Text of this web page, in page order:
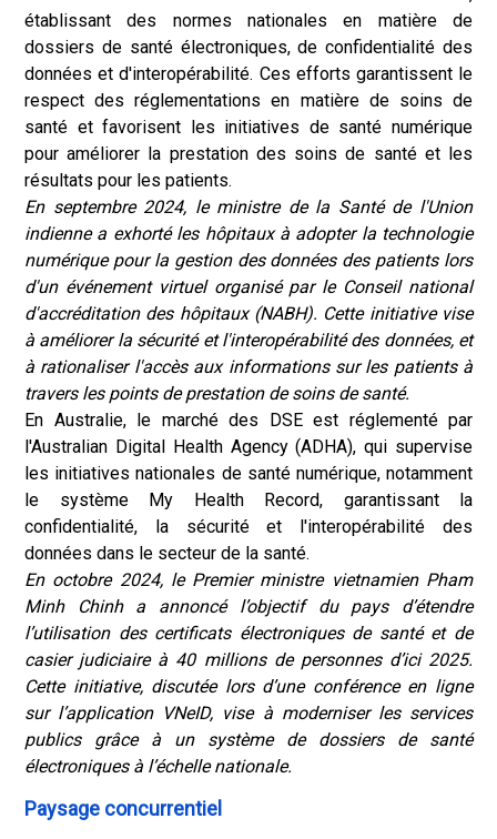
établissant des normes nationales en matière de
dossiers de santé électroniques, de confidentialité des
données et d'interopérabilité. Ces efforts garantissent le
respect des réglementations en matière de soins de
santé et favorisent les initiatives de santé numérique
pour améliorer la prestation des soins de santé et les
résultats pour les patients.
En septembre 2024, le ministre de la Santé de l'Union
indienne a exhorté les hôpitaux à adopter la technologie
numérique pour la gestion des données des patients lors
d'un événement virtuel organisé par le Conseil national
d'accréditation des hôpitaux (NABH). Cette initiative vise
à améliorer la sécurité et l'interopérabilité des données, et
à rationaliser l'accès aux informations sur les patients à
travers les points de prestation de soins de santé.
En Australie, le marché des DSE est réglementé par
l'Australian Digital Health Agency (ADHA), qui supervise
les initiatives nationales de santé numérique, notamment
le système My Health Record, garantissant la
confidentialité, la sécurité et l'interopérabilité des
données dans le secteur de la santé.
En octobre 2024, le Premier ministre vietnamien Pham
Minh Chinh a annoncé l’objectif du pays d’étendre
l’utilisation des certificats électroniques de santé et de
casier judiciaire à 40 millions de personnes d’ici 2025.
Cette initiative, discutée lors d’une conférence en ligne
sur l’application VNeID, vise à moderniser les services
publics grâce à un système de dossiers de santé
électroniques à l’échelle nationale.
Paysage concurrentiel